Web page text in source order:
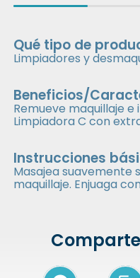
Qué tipo de
Limpiadores y
Beneficios/
Remueve maquillaje e
Limpiadora C con
Instrucciones
Masajea
maquillaje. Enjuaga